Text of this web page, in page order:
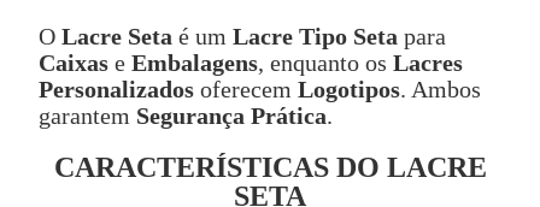
O Lacre Seta é um Lacre Tipo Seta para
Caixas e Embalagens, enquanto os Lacres
Personalizados oferecem Logotipos. Ambos
garantem Segurança Prática.
CARACTERÍSTICAS DO LACRE
SETA